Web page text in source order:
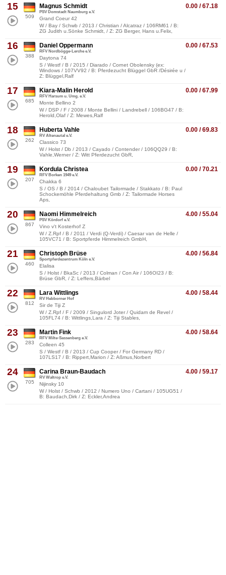
15
509
0.00 / 67.18
Magnus Schmidt
PSV Domstadt Naumburg e.V.
Grand Coeur 42
W / Bay / Schwb / 2013 / Christian / Alcatraz / 106RM61 / B:
ZG Judith u.Sönke Schmidt, / Z: ZG Berger, Hans u.Felix,
16
388
0.00 / 67.53
Daniel Oppermann
RFV Nordbögge-Lerche e.V.
Daytona 74
S / Westf / B / 2015 / Diarado / Cornet Obolensky (ex:
Windows / 107VV92 / B: Pferdezucht Blüggel GbR /Désirée u /
Z: Blüggel,Ralf
17
685
0.00 / 67.99
Kiara-Malin Herold
RFV Harsum u. Umg. e.V.
Monte Bellino 2
W / DSP / F / 2008 / Monte Bellini / Landrebell / 106BG47 / B:
Herold,Olaf / Z: Mewes,Ralf
18
262
0.00 / 69.83
Huberta Vahle
RV Altenautal e.V.
Classico 73
W / Holst / Db / 2013 / Cayado / Contender / 106QQ29 / B:
Vahle,Werner / Z: Witt Pferdezucht GbR,
19
207
0.00 / 70.21
Kordula Christea
RFV Borken 1949 e.V.
Chakka 6
S / OS / B / 2014 / Chaloubet Tailormade / Stakkato / B: Paul
Schockemöhle Pferdehaltung Gmb / Z: Tailormade Horses
Aps,
20
867
4.00 / 55.04
Naomi Himmelreich
PSV Kördorf e.V.
Vino v't Kosterhof Z
W / Z.Rpf / B / 2011 / Verdi (Q-Verdi) / Caesar van de Helle /
105VC71 / B: Sportpferde Himmelreich GmbH,
21
460
4.00 / 56.84
Christoph Brüse
Sportpferdezentrum Köln e.V.
Elalisa
S / Holst / BkaSc / 2013 / Colman / Con Air / 106OI23 / B:
Brüse GbR, / Z: Leffers,Bärbel
22
812
4.00 / 58.44
Lara Wittlings
RV Hebborner Hof
Sir de Tiji Z
W / Z.Rpf / F / 2009 / Singulord Joter / Quidam de Revel /
105FL74 / B: Wittlings,Lara / Z: Tiji Stables,
23
283
4.00 / 58.64
Martin Fink
RFV Milte-Sassenberg e.V.
Colleen 45
S / Westf / B / 2013 / Cup Cooper / For Germany RD /
107LS17 / B: Rippert,Marion / Z: Aßmus,Norbert
24
705
4.00 / 59.17
Carina Braun-Baudach
RV Waltrop e.V.
Nijinsky 10
W / Holst / Schwb / 2012 / Numero Uno / Cartani / 105UG51 /
B: Baudach,Dirk / Z: Eckler,Andrea